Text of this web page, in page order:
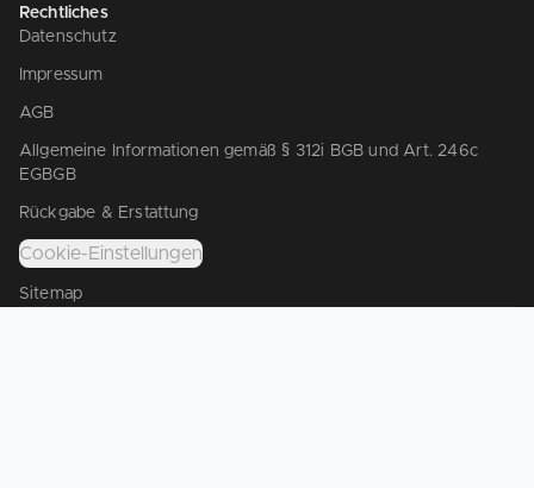
Rechtliches
Datenschutz
Impressum
AGB
Allgemeine Informationen gemäß § 312i BGB und Art. 246c
EGBGB
Rückgabe & Erstattung
Cookie-Einstellungen
Sitemap